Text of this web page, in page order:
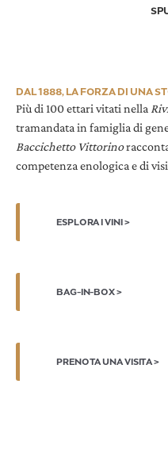
DAL 1888, LA FORZA DI UNA
Più di 100 ettari vitati nella
tramandata in famiglia di
Baccichetto Vittorino
competenza enologica e di
ESPLORA I VINI >
BAG-IN-BOX >
PRENOTA UNA VISITA >